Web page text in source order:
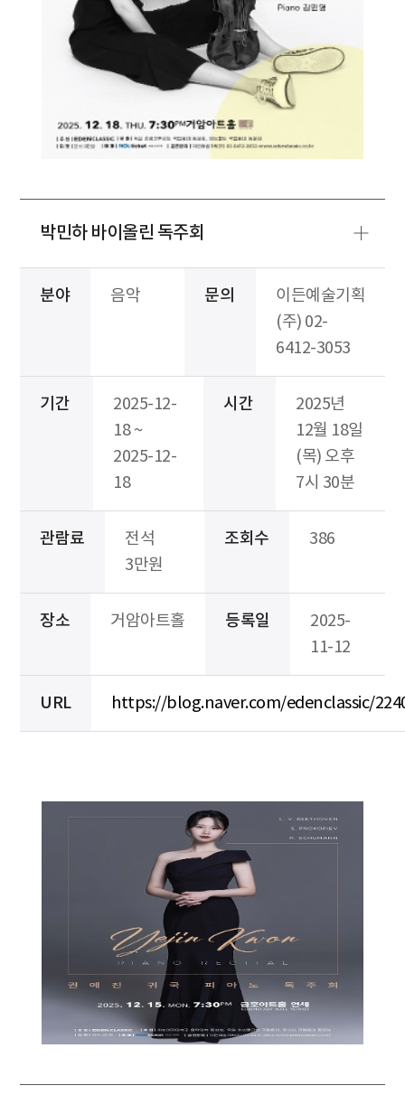
박민하 바이올린 독주회
분야 음악 문의
이든예술기획
(주) 02-
6412-3053
기간
2025-12-
18 ~
2025-12-
18
시간
2025년
12월 18일
(목) 오후
7시 30분
관람료
전석
3만원
조회수 386
장소 거암아트홀 등록일
2025-
11-12
URL https://blog.naver.com/edenclassic/